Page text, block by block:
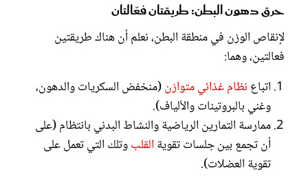
حرق دهون البطن: طريقتان فعّالتان
لإنقاص الوزن في منطقة البطن، نعلم أن هناك طريقتين
فعالتين، وهما:
اتباع نظام غذائي متوازن(منخفض السكريات والدهون،
وغني بالبروتينات والألياف).
ممارسة التمارين الرياضية والنشاط البدني بانتظام (على
أن تجمع بين جلسات تقوية القلبوتلك التي تعمل على
تقوية العضلات).